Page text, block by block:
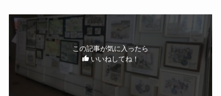
この記事が気に入ったら
いいねしてね！